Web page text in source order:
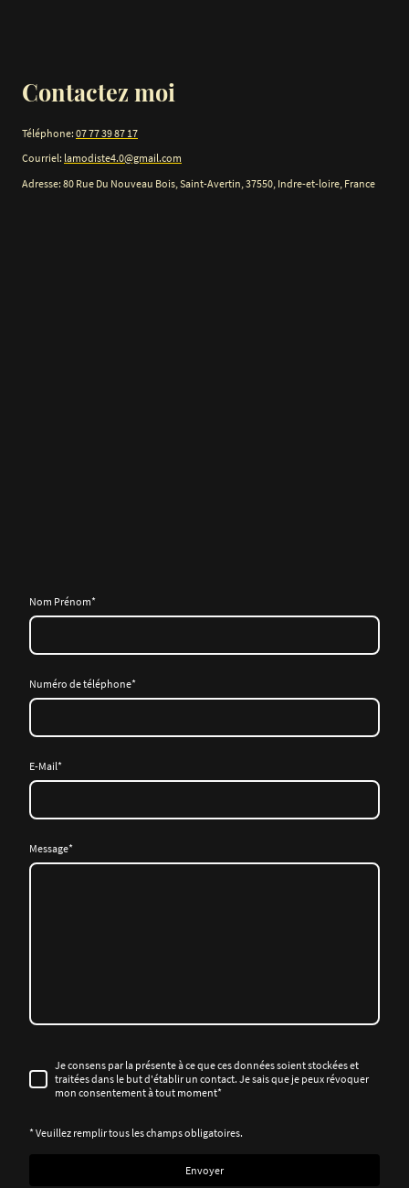
Contactez moi
Téléphone: 07 77 39 87 17
Courriel: lamodiste4.0@gmail.com
Adresse: 80 Rue Du Nouveau Bois, Saint-Avertin, 37550, Indre-et-loire, France
Nom Prénom*
Numéro de téléphone*
E-Mail*
Message*
Je consens par la présente à ce que ces données soient stockées et
traitées dans le but d'établir un contact. Je sais que je peux révoquer
mon consentement à tout moment*
* Veuillez remplir tous les champs obligatoires.
Envoyer